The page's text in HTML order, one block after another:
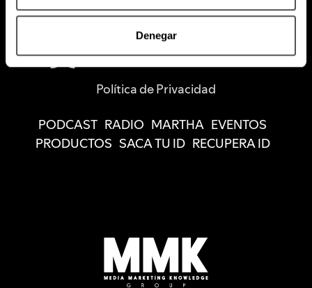
Denegar
Política de Privacidad
PODCAST RADIO MARTHA EVENTOS
PRODUCTOS SACA TU ID RECUPERA ID